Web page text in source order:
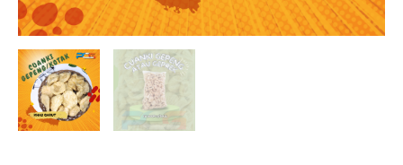
|
Cuanki
Tahu,|
Siomay
Mini
gepeng